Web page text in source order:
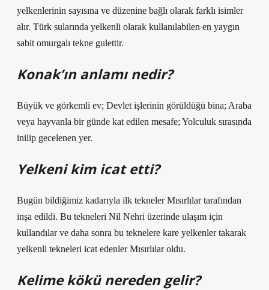
yelkenlerinin sayısına ve düzenine bağlı olarak farklı isimler
alır. Türk sularında yelkenli olarak kullanılabilen en yaygın
sabit omurgalı tekne gulettir.
Konak’ın anlamı nedir?
Büyük ve görkemli ev; Devlet işlerinin görüldüğü bina; Araba
veya hayvanla bir günde kat edilen mesafe; Yolculuk sırasında
inilip gecelenen yer.
Yelkeni kim icat etti?
Bugün bildiğimiz kadarıyla ilk tekneler Mısırlılar tarafından
inşa edildi. Bu tekneleri Nil Nehri üzerinde ulaşım için
kullandılar ve daha sonra bu teknelere kare yelkenler takarak
yelkenli tekneleri icat edenler Mısırlılar oldu.
Kelime kökü nereden gelir?